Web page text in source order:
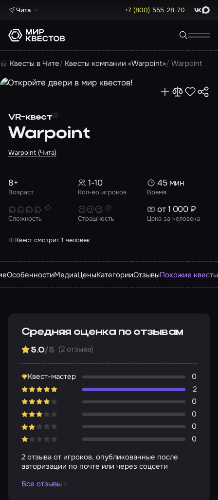
Чита +7 (800) 555-28-70 Max
Квесты в Чите Квесты компании «Warpoint» Warpoint
VR-квест
Warpoint
Warpoint (Чита)
Возраст
8+
Кол-во игроков
1-10
Время
45 мин
Сложность Страшность Цена за человека
от 1 000 ₽
Квест смотрит 1 человек
ОсобенностиМедиаЦеныКатегорииОтзывыПохожие квесты
Средняя оценка по отзывам
5.0/5 (2 отзыва)
Квест-мастер
0
2
0
0
0
0
2 отзыва от игроков, опубликованные после
авторизации по почте или через соцсети
Все отзывы